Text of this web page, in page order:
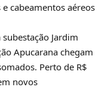
cabeamentos aéreos
Jardim
Apucarana chegam
Perto de R$
novos